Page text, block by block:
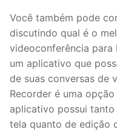
Você também pode
discutindo qual é o
videoconferência para
um aplicativo que
de suas conversas de
Recorder é uma
aplicativo possui
tela quanto de edição